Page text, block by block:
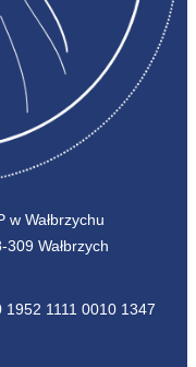
Wałbrzychu
Wałbrzych
1111 0010 1347